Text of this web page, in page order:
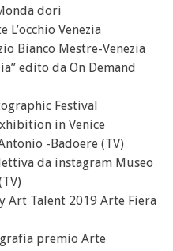
dori
L’occhio Venezia
Bianco Mestre-Venezia
edito da On Demand
Festival
in Venice
-Badoere (TV)
da instagram Museo
Art Talent 2019 Arte Fiera
premio Arte